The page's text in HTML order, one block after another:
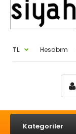
TL Hesabım
Kategoriler